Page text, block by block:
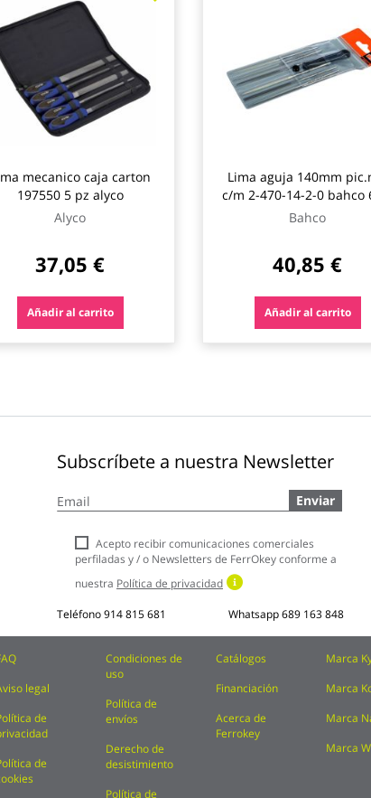
mecanico caja carton
197550 5 pz alyco
Alyco
37,05 €
Añadir al carrito
Lima aguja 140mm
c/m 2-470-14-2-0 bahco
Bahco
40,85 €
Añadir al carrito
Subscríbete a nuestra Newsletter
a
boletín
noticias:
Enviar
Acepto recibir comunicaciones comerciales
perfiladas y / o Newsletters de FerrOkey conforme a
nuestra Política de privacidad
Teléfono914 815 681 Whatsapp689 163 848
legal
de
de
Condiciones de
uso
Política de
envíos
Derecho de
desistimiento
Política de
Catálogos
Financiación
Acerca de
Ferrokey
Marca
Marca
Marca
Marca